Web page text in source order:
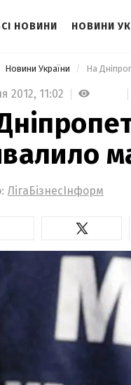
НОВИНИ НОВИНИ
Новини України На
2012, 11:02
ЛігаБізнесІнформ